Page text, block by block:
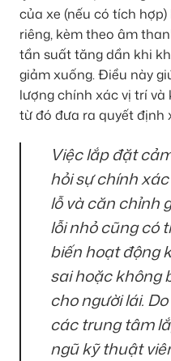
của xe (nếu có tích
riêng, kèm theo âm
tần suất tăng dần khi
giảm xuống. Điều này
lượng chính xác vị trí
từ đó đưa ra quyết định
Việc lắp đặt
hỏi sự chính
lỗ và căn chỉnh
lỗi nhỏ cũng có
biến hoạt động
sai hoặc không
cho người lái.
các trung tâm
ngũ kỹ thuật